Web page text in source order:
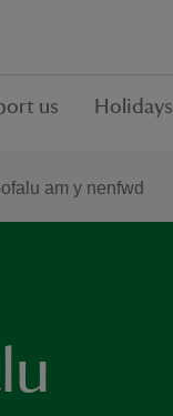
us Holidays
am y nenfwd